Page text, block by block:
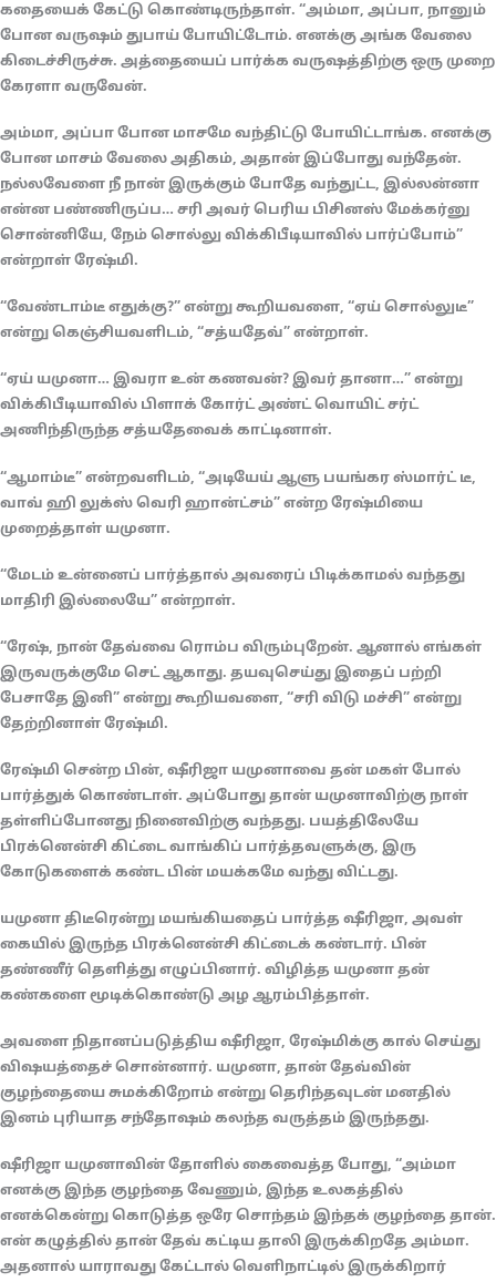
கதையைக் கேட்டு கொண்டிருந்தாள். “அம்மா, அப்பா, நானும்
போன வருஷம் துபாய் போயிட்டோம். எனக்கு அங்க வேலை
கிடைச்சிருச்சு. அத்தையைப் பார்க்க வருஷத்திற்கு ஒரு முறை
கேரளா வருவேன்.
அம்மா, அப்பா போன மாசமே வந்திட்டு போயிட்டாங்க. எனக்கு
போன மாசம் வேலை அதிகம், அதான் இப்போது வந்தேன்.
நல்லவேளை நீ நான் இருக்கும் போதே வந்துட்ட, இல்லன்னா
என்ன பண்ணிருப்ப… சரி அவர் பெரிய பிசினஸ் மேக்கர்னு
சொன்னியே, நேம் சொல்லு விக்கிபீடியாவில் பார்ப்போம்”
என்றாள் ரேஷ்மி.
“வேண்டாம்டீ எதுக்கு?” என்று கூறியவளை, “ஏய் சொல்லுடீ”
என்று கெஞ்சியவளிடம், “சத்யதேவ்” என்றாள்.
“ஏய் யமுனா… இவரா உன் கணவன்? இவர் தானா…” என்று
விக்கிபீடியாவில் பிளாக் கோர்ட் அண்ட் வொயிட் சர்ட்
அணிந்திருந்த சத்யதேவைக் காட்டினாள்.
“ஆமாம்டீ” என்றவளிடம், “அடியேய் ஆளு பயங்கர ஸ்மார்ட் டீ,
வாவ் ஹி லுக்ஸ் வெரி ஹான்ட்சம்” என்ற ரேஷ்மியை
முறைத்தாள் யமுனா.
“மேடம் உன்னைப் பார்த்தால் அவரைப் பிடிக்காமல் வந்தது
மாதிரி இல்லையே” என்றாள்.
“ரேஷ், நான் தேவ்வை ரொம்ப விரும்புறேன். ஆனால் எங்கள்
இருவருக்குமே செட் ஆகாது. தயவுசெய்து இதைப் பற்றி
பேசாதே இனி” என்று கூறியவளை, “சரி விடு மச்சி” என்று
தேற்றினாள் ரேஷ்மி.
ரேஷ்மி சென்ற பின், ஷீரிஜா யமுனாவை தன் மகள் போல்
பார்த்துக் கொண்டாள். அப்போது தான் யமுனாவிற்கு நாள்
தள்ளிப்போனது நினைவிற்கு வந்தது. பயத்திலேயே
பிரக்னென்சி கிட்டை வாங்கிப் பார்த்தவளுக்கு, இரு
கோடுகளைக் கண்ட பின் மயக்கமே வந்து விட்டது.
யமுனா திடீரென்று மயங்கியதைப் பார்த்த ஷீரிஜா, அவள்
கையில் இருந்த பிரக்னென்சி கிட்டைக் கண்டார். பின்
தண்ணீர் தெளித்து எழுப்பினார். விழித்த யமுனா தன்
கண்களை மூடிக்கொண்டு அழ ஆரம்பித்தாள்.
அவளை நிதானப்படுத்திய ஷீரிஜா, ரேஷ்மிக்கு கால் செய்து
விஷயத்தைச் சொன்னார். யமுனா, தான் தேவ்வின்
குழந்தையை சுமக்கிறோம் என்று தெரிந்தவுடன் மனதில்
இனம் புரியாத சந்தோஷம் கலந்த வருத்தம் இருந்தது.
ஷீரிஜா யமுனாவின் தோளில் கைவைத்த போது, “அம்மா
எனக்கு இந்த குழந்தை வேணும், இந்த உலகத்தில்
எனக்கென்று கொடுத்த ஒரே சொந்தம் இந்தக் குழந்தை தான்.
என் கழுத்தில் தான் தேவ் கட்டிய தாலி இருக்கிறதே அம்மா.
அதனால் யாராவது கேட்டால் வெளிநாட்டில் இருக்கிறார்